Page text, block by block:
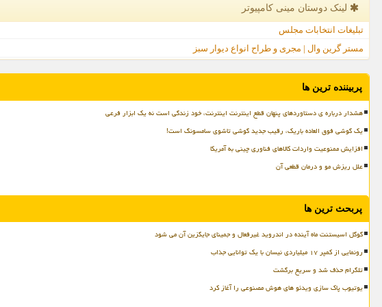
لینک دوستان مینی كامپیوتر
تبلیغات انتخابات مجلس
مستر گرین وال | مجری و طراح انواع دیوار سبز
پربیننده ترین ها
هشدار درباره ی دستاوردهای پنهان قطع اینترنت اینترنت، خود زندگی است نه یک ابزار فرعی
یک گوشی فوق العاده باریک، رقیب جدید گوشی تاشوی سامسونگ است!
افزایش ممنوعیت واردات کالاهای فناوری چینی به آمریکا
علل ریزش مو و درمان قطعی آن
پربحث ترین ها
گوگل اسیستنت ماه آینده در اندروید غیرفعال و جمینای جایگزین آن می شود
رونمایی از کمپر ۱۷ میلیاردی نیسان با یک توانایی جذاب
تلگرام حذف شد و سریع برگشت
یوتیوب پاک سازی ویدئو های هوش مصنوعی را آغاز کرد